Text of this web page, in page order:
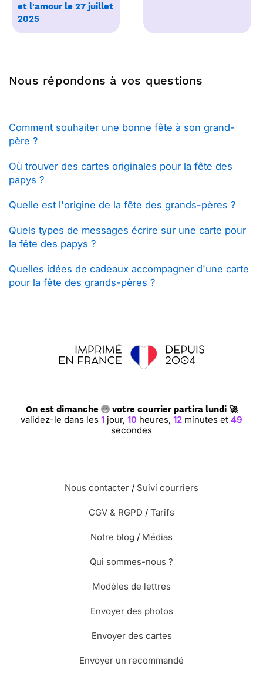
et l'amour le 27 juillet
2025
Nous répondons à vos questions
Comment souhaiter une bonne fête à son grand-
père ?
Où trouver des cartes originales pour la fête des
papys ?
Quelle est l'origine de la fête des grands-pères ?
Quels types de messages écrire sur une carte pour
la fête des papys ?
Quelles idées de cadeaux accompagner d'une carte
pour la fête des grands-pères ?
On est dimanche votre courrier partira lundi 🚀
validez-le dans les 1 jour, 10 heures, 12 minutes et 49
secondes
Nous contacter / Suivi courriers
CGV & RGPD / Tarifs
Notre blog / Médias
Qui sommes-nous ?
Modèles de lettres
Envoyer des photos
Envoyer des cartes
Envoyer un recommandé